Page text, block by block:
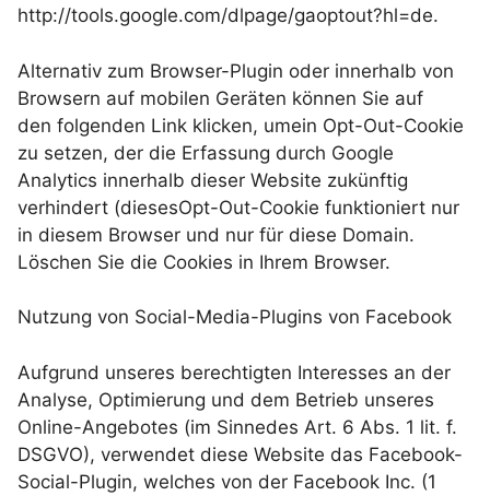
http://tools.google.com/dlpage/gaoptout?hl=de.
Alternativ zum Browser-Plugin oder innerhalb von
Browsern auf mobilen Geräten können Sie auf
den folgenden Link klicken, umein Opt-Out-Cookie
zu setzen, der die Erfassung durch Google
Analytics innerhalb dieser Website zukünftig
verhindert (diesesOpt-Out-Cookie funktioniert nur
in diesem Browser und nur für diese Domain.
Löschen Sie die Cookies in Ihrem Browser.
Nutzung von Social-Media-Plugins von Facebook
Aufgrund unseres berechtigten Interesses an der
Analyse, Optimierung und dem Betrieb unseres
Online-Angebotes (im Sinnedes Art. 6 Abs. 1 lit. f.
DSGVO), verwendet diese Website das Facebook-
Social-Plugin, welches von der Facebook Inc. (1